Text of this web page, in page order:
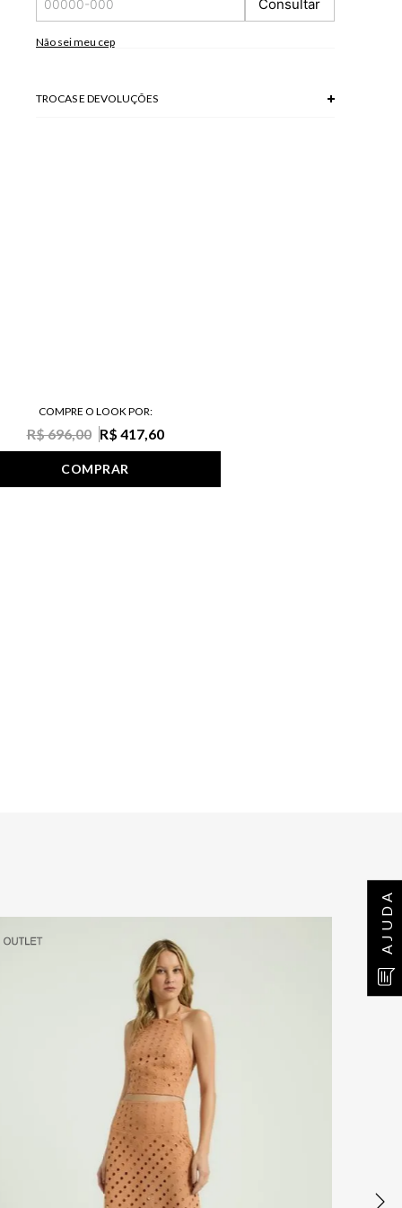
AJUDA
*A tonalidade das cores pode variar de acordo com a sua
Consultar
Não sei meu cep
TROCAS E DEVOLUÇÕES
COMPRE O LOOK POR:
R$ 696,00 R$ 417,60
COMPRAR